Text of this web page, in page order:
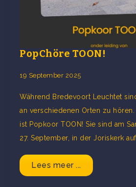
PopChöre TOON!
19 September 2025
Während Bredevoort Leuchtet
an verschiedenen Orten zu
ist Popkoor TOON! Sie sind am
27. September, in der Joriskerk auf
Lees meer ...